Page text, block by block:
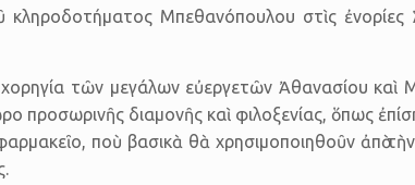
Μπεθανόπουλου στὶς ἐνορίες
τῶν μεγάλων εὐεργετῶν Ἀθανασίου καὶ
διαμονῆς καὶ φιλοξενίας, ὅπως
ποὺ βασικὰ θὰ χρησιμοποιηθοῦν ἀπὸ